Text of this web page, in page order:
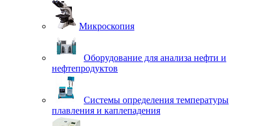
Микроскопия
Оборудование для анализа нефти и
нефтепродуктов
Системы определения температуры
плавления и каплепадения